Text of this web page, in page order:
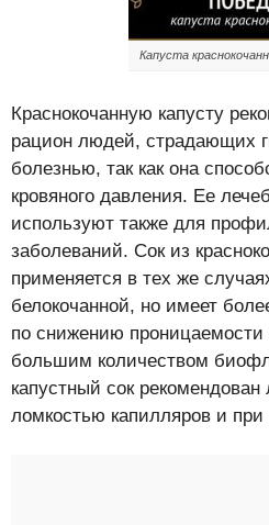
Капуста
Краснокочанную капусту
рацион людей, страдающих
болезнью, так как она
кровяного давления. Ее
используют также для
заболеваний. Сок из
применяется в тех же
белокочанной, но имеет
по снижению проницаемости
большим количеством
капустный сок
ломкостью капилляров и при